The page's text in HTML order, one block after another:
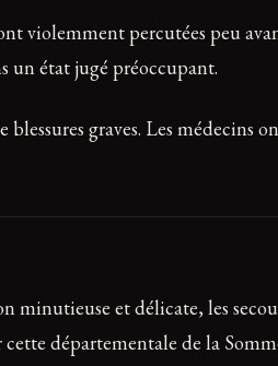
violemment percutées peu
un état jugé préoccupant.
graves. Les médecins
minutieuse et délicate, les
départementale de la